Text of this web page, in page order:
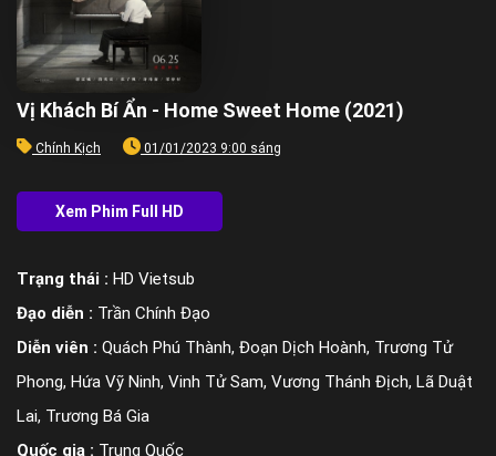
Vị Khách Bí Ẩn - Home Sweet Home (2021)
Chính Kịch 01/01/2023 9:00 sáng
Trạng thái : HD Vietsub
Đạo diễn : Trần Chính Đạo
Diễn viên : Quách Phú Thành, Đoạn Dịch Hoành, Trương Tử
Phong, Hứa Vỹ Ninh, Vinh Tử Sam, Vương Thánh Địch, Lã Duật
Lai, Trương Bá Gia
Quốc gia : Trung Quốc